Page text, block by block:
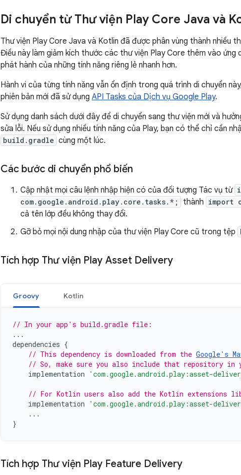
Di chuyển từ Thư viện Play Core Java và
Thư viện Play Core Java và Kotlin đã được phân vùng thành nhiều
Điều này làm giảm kích thước các thư viện Play Core thêm vào ứng
phát hành của những tính năng riêng lẻ nhanh hơn.
Hành vi của từng tính năng vẫn ổn định trong quá trình di chuyển
phiên bản mới đã sử dụng API Tasks của Dịch vụ Google Play.
Sử dụng danh sách dưới đây để di chuyển sang thư viện mới và
sửa lỗi. Nếu sử dụng nhiều tính năng của Play, bạn có thể chỉ cần
build.gradle cùng một lúc.
Các bước di chuyển phổ biến
Cập nhật mọi câu lệnh nhập hiện có của đối tượng Tác vụ từ
com.google.android.play.core.tasks.*;
thành import
cả tên lớp đều không thay đổi.
Gỡ bỏ mọi nội dung nhập của thư viện Play Core cũ trong tệp
Tích hợp Thư viện Play Asset Delivery
Groovy Kotlin
// In your app's build.gradle file:
...
dependencies {
// This dependency is downloaded from the Google's
// So, make sure you also include that repository
implementation
'com.google.android.play:asset-
// For Kotlin users also add the Kotlin extensions
implementation
'com.google.android.play:asset-
...
}
Tích hợp Thư viện Play Feature Delivery